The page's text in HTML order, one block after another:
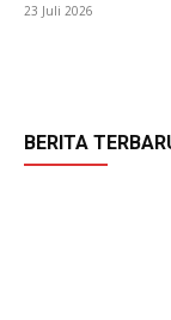
23 Juli 2026
BERITA